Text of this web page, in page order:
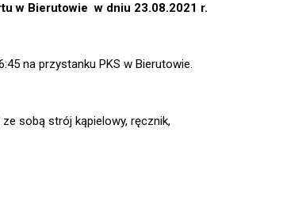
w Bierutowiew dniu 23.08.2021 r.
na przystanku PKS w Bierutowie.
sobą strój kąpielowy, ręcznik,